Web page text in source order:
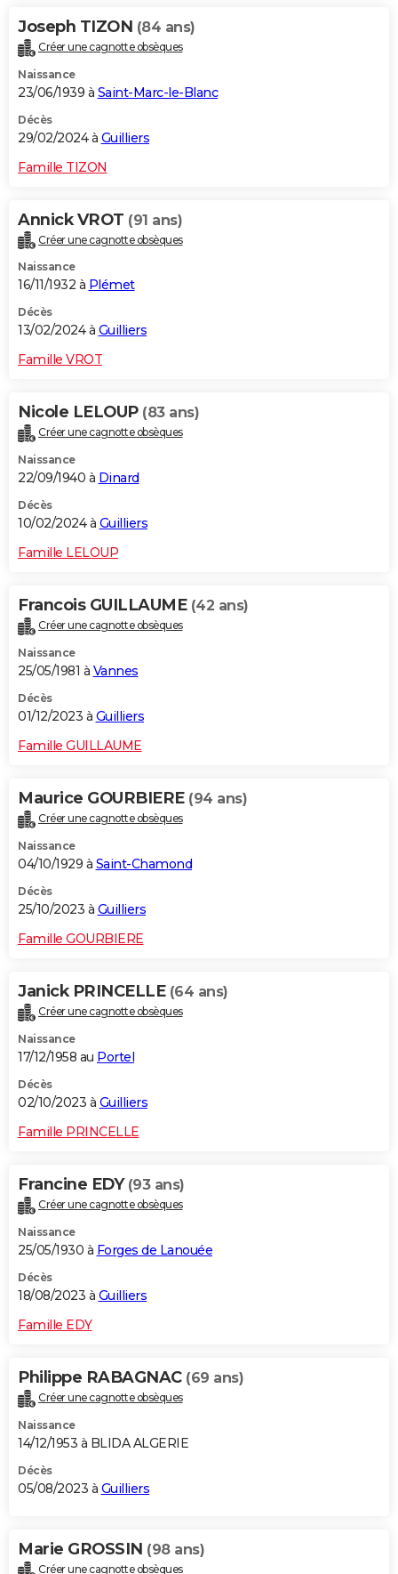
Joseph TIZON (84 ans)
Créer une cagnotte obsèques
Naissance
23/06/1939 à Saint-Marc-le-Blanc
Décès
29/02/2024 à Guilliers
Famille TIZON
Annick VROT (91 ans)
Créer une cagnotte obsèques
Naissance
16/11/1932 à Plémet
Décès
13/02/2024 à Guilliers
Famille VROT
Nicole LELOUP (83 ans)
Créer une cagnotte obsèques
Naissance
22/09/1940 à Dinard
Décès
10/02/2024 à Guilliers
Famille LELOUP
Francois GUILLAUME (42 ans)
Créer une cagnotte obsèques
Naissance
25/05/1981 à Vannes
Décès
01/12/2023 à Guilliers
Famille GUILLAUME
Maurice GOURBIERE (94 ans)
Créer une cagnotte obsèques
Naissance
04/10/1929 à Saint-Chamond
Décès
25/10/2023 à Guilliers
Famille GOURBIERE
Janick PRINCELLE (64 ans)
Créer une cagnotte obsèques
Naissance
17/12/1958 au Portel
Décès
02/10/2023 à Guilliers
Famille PRINCELLE
Francine EDY (93 ans)
Créer une cagnotte obsèques
Naissance
25/05/1930 à Forges de Lanouée
Décès
18/08/2023 à Guilliers
Famille EDY
Philippe RABAGNAC (69 ans)
Créer une cagnotte obsèques
Naissance
14/12/1953 à BLIDA ALGERIE
Décès
05/08/2023 à Guilliers
Marie GROSSIN (98 ans)
Créer une cagnotte obsèques